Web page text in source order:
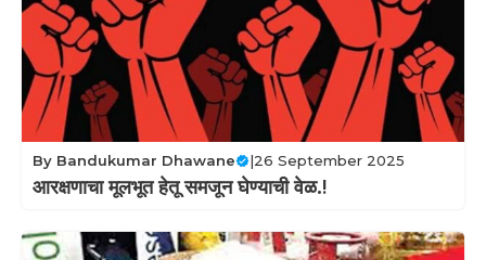
By Bandukumar Dhawane |26 September 2025
आरक्षणाचा मूलभूत हेतू समजून घेण्याची वेळ.!